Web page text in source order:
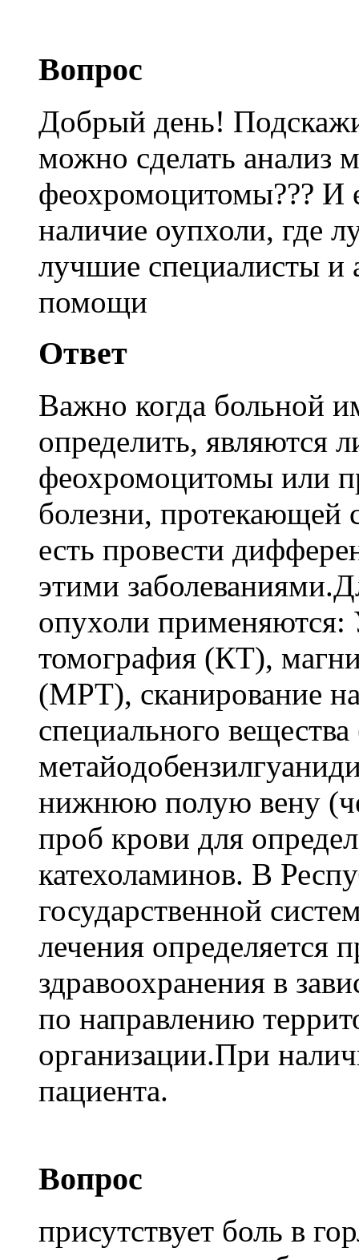
Вопрос
Добрый день!
можно сделать анализ
феохромоцитомы??? И
наличие оупхоли, где
лучшие специалисты и
помощи
Ответ
Важно когда больной
определить, являются
феохромоцитомы или
болезни, протекающей
есть провести
этими
опухоли
томография (КТ),
(МРТ), сканирование
специального
нижнюю полую вену
проб крови для
катехоламинов. В
государственной
лечения определяется
здравоохранения в
по направлению
организации.При
пациента.
Вопрос
присутствует боль в